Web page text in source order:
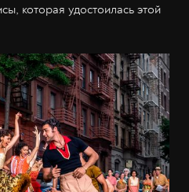
которая удостоилась этой